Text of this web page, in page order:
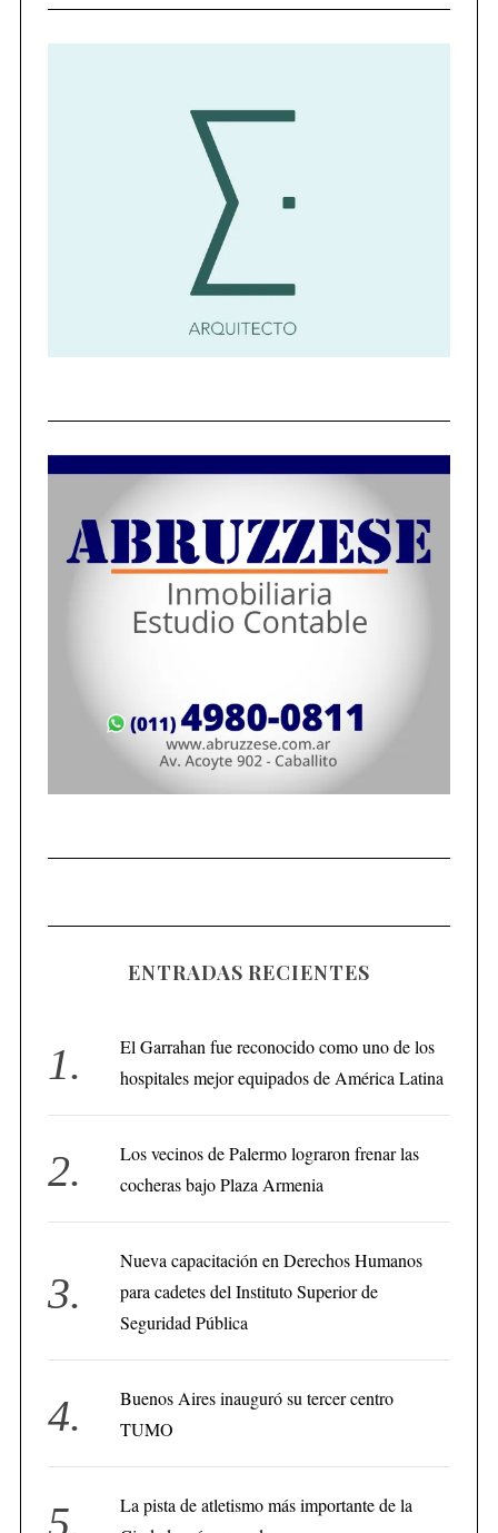
ENTRADAS RECIENTES
El Garrahan fue reconocido como uno de los
hospitales mejor equipados de América Latina
Los vecinos de Palermo lograron frenar las
cocheras bajo Plaza Armenia
Nueva capacitación en Derechos Humanos
para cadetes del Instituto Superior de
Seguridad Pública
Buenos Aires inauguró su tercer centro
TUMO
La pista de atletismo más importante de la